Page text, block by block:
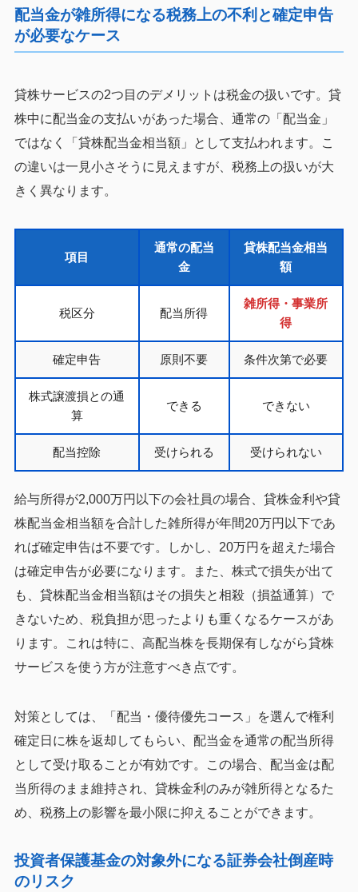
配当金が雑所得になる税務上の不利と確定申告
が必要なケース
貸株サービスの2つ目のデメリットは税金の扱いです。貸
株中に配当金の支払いがあった場合、通常の「配当金」
ではなく「貸株配当金相当額」として支払われます。こ
の違いは一見小さそうに見えますが、税務上の扱いが大
きく異なります。
項目
通常の配当
金
貸株配当金相当
額
税区分 配当所得
雑所得・事業所
得
確定申告 原則不要 条件次第で必要
株式譲渡損との通
算
できる できない
配当控除 受けられる 受けられない
給与所得が2,000万円以下の会社員の場合、貸株金利や貸
株配当金相当額を合計した雑所得が年間20万円以下であ
れば確定申告は不要です。しかし、20万円を超えた場合
は確定申告が必要になります。また、株式で損失が出て
も、貸株配当金相当額はその損失と相殺（損益通算）で
きないため、税負担が思ったよりも重くなるケースがあ
ります。これは特に、高配当株を長期保有しながら貸株
サービスを使う方が注意すべき点です。
対策としては、「配当・優待優先コース」を選んで権利
確定日に株を返却してもらい、配当金を通常の配当所得
として受け取ることが有効です。この場合、配当金は配
当所得のまま維持され、貸株金利のみが雑所得となるた
め、税務上の影響を最小限に抑えることができます。
投資者保護基金の対象外になる証券会社倒産時
のリスク